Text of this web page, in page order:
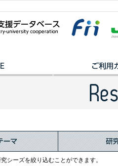
シーズを絞り込むことができます。